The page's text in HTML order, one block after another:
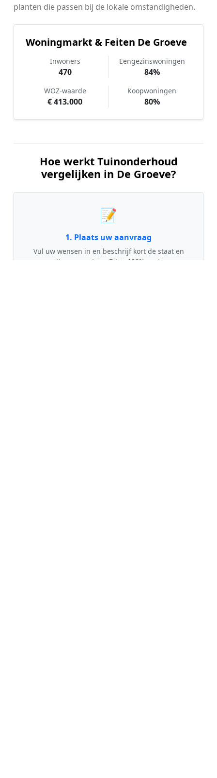
planten die passen bij de lokale omstandigheden.
Woningmarkt & Feiten De Groeve
Inwoners
470
Eengezinswoningen
84%
WOZ-waarde
€ 413.000
Koopwoningen
80%
Hoe werkt Tuinonderhoud
vergelijken in De Groeve?
📝
1. Plaats uw aanvraag
Vul uw wensen in en beschrijf kort de staat en
grootte van uw tuin. Dit is 100% gratis en